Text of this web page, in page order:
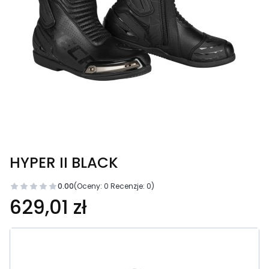
HYPER II BLACK
0.00(Oceny: 0 Recenzje: 0)
Cena
629,01 zł